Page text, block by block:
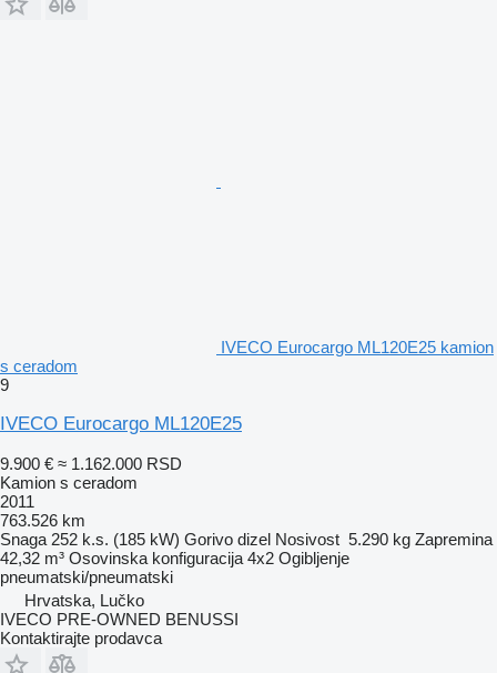
IVECO Eurocargo ML120E25 kamion
s ceradom
9
IVECO Eurocargo ML120E25
9.900 € ≈ 1.162.000 RSD
Kamion s ceradom
2011
763.526 km
Snaga 252 k.s. (185 kW) Gorivo dizel Nosivost 5.290 kg Zapremina
42,32 m³ Osovinska konfiguracija 4x2 Ogibljenje
pneumatski/pneumatski
Hrvatska, Lučko
IVECO PRE-OWNED BENUSSI
Kontaktirajte prodavca